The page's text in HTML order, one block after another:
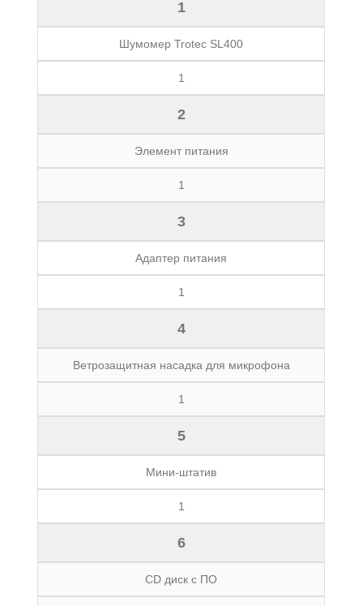
1
Шумомер Trotec SL400
1
2
Элемент питания
1
3
Адаптер питания
1
4
Ветрозащитная насадка для микрофона
1
5
Мини-штатив
1
6
CD диск с ПО